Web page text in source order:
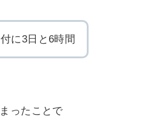
に3日と6時間
ったことで